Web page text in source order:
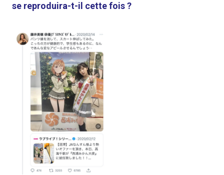
se reproduira-t-il cette fois ?